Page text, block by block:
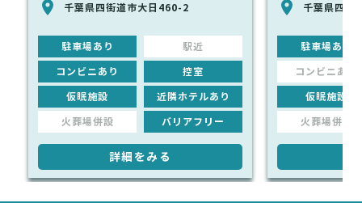
千葉県四街道市大日460-2
駐車場あり 駅近
コンビニあり 控室
仮眠施設 近隣ホテルあり
火葬場併設 バリアフリー
詳細をみる
千葉県四街
駐車場あり
コンビニあり
仮眠施設
火葬場併設